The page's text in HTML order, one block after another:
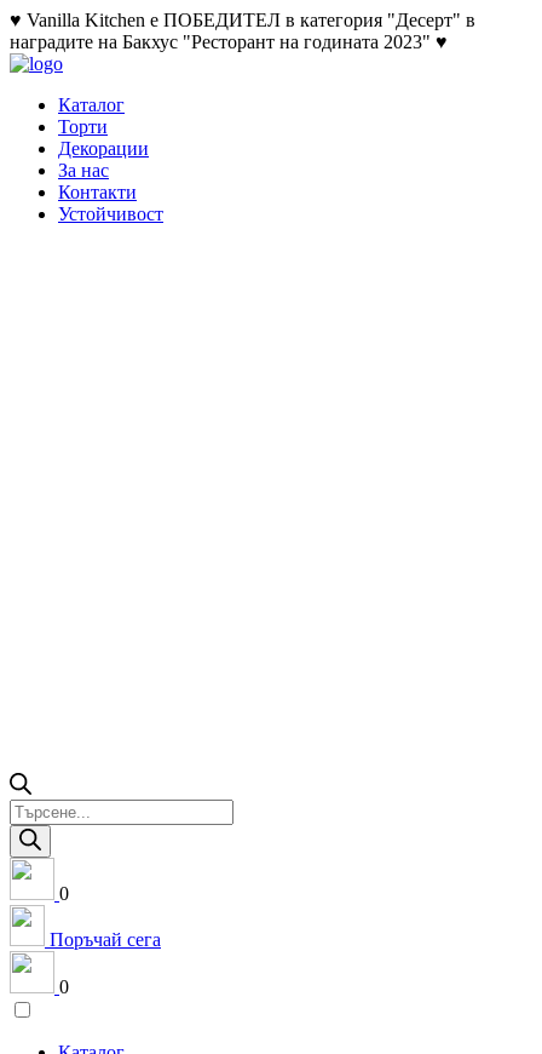
♥ Vanilla Kitchen е ПОБЕДИТЕЛ в категория "Десерт" в
наградите на Бакхус "Ресторант на годината 2023" ♥
Каталог
Торти
Декорации
За нас
Контакти
Устойчивост
Products
search
0
Поръчай сега
0